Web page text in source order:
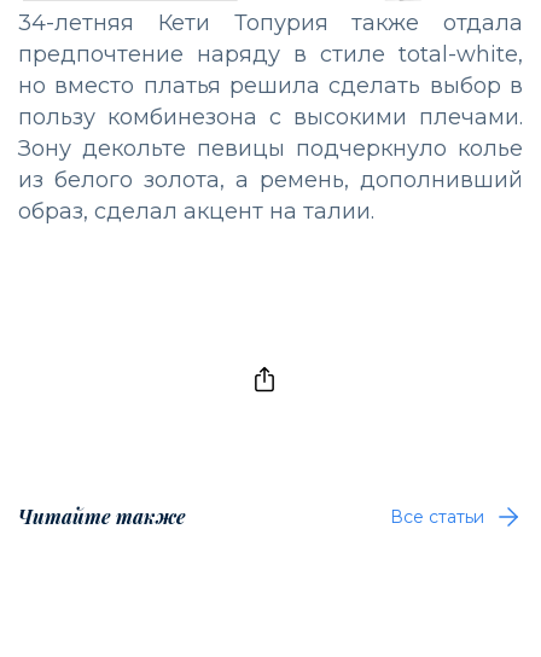
34-летняя Кети Топурия также отдала
предпочтение наряду в стиле total-white,
но вместо платья решила сделать выбор в
пользу комбинезона с высокими плечами.
Зону декольте певицы подчеркнуло колье
из белого золота, а ремень, дополнивший
образ, сделал акцент на талии.
Читайте также Все статьи